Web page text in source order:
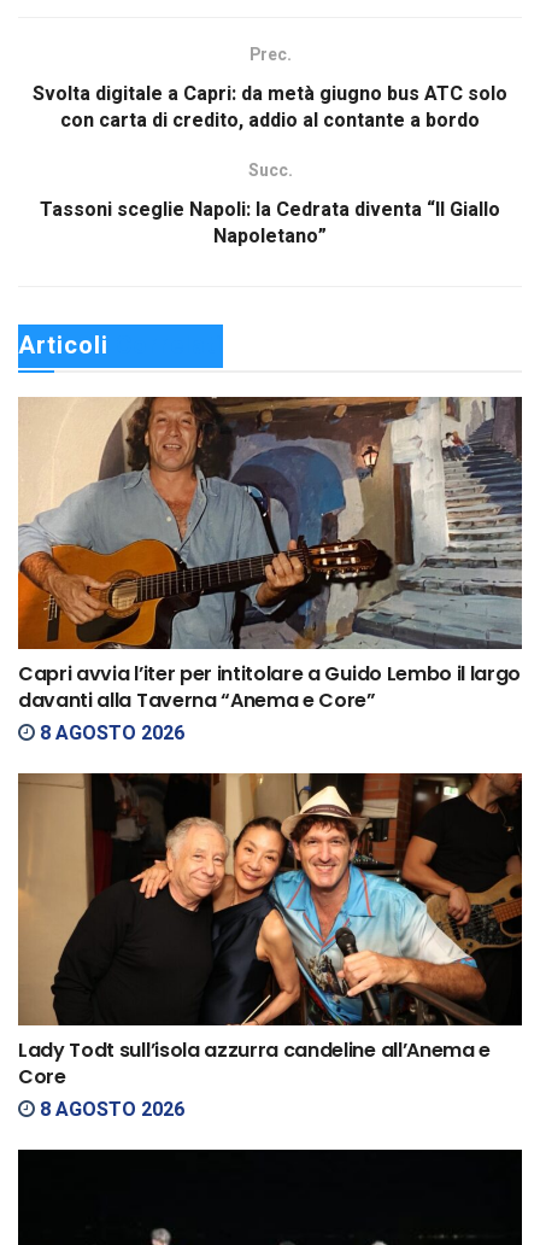
Prec.
Svolta digitale a Capri: da metà giugno bus ATC solo
con carta di credito, addio al contante a bordo
Succ.
Tassoni sceglie Napoli: la Cedrata diventa “Il Giallo
Napoletano”
Articoli
Capri avvia l’iter per intitolare a Guido Lembo il largo
davanti alla Taverna “Anema e Core”
8 AGOSTO 2026
Lady Todt sull’isola azzurra candeline all’Anema e
Core
8 AGOSTO 2026